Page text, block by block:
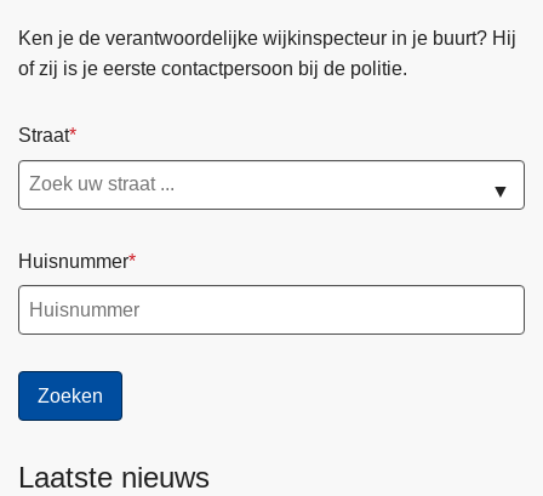
Ken je de verantwoordelijke wijkinspecteur in je buurt? Hij
of zij is je eerste contactpersoon bij de politie.
Straat
▼
Huisnummer
Laatste nieuws